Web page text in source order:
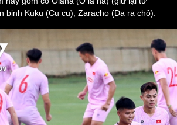
Thị trường
Giá vàng
binh Kuku (Cu cu), Zaracho (Da ra chô).